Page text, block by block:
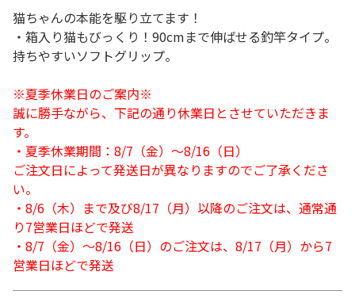
猫ちゃんの本能を駆り立てます！
・箱入り猫もびっくり！90cmまで伸ばせる釣竿タイプ。
持ちやすいソフトグリップ。
※夏季休業日のご案内※
誠に勝手ながら、下記の通り休業日とさせていただきま
す。
・夏季休業期間：8/7（金）～8/16（日）
ご注文日によって発送日が異なりますのでご了承くださ
い。
・8/6（木）まで及び8/17（月）以降のご注文は、通常通
り7営業日ほどで発送
・8/7（金）～8/16（日）のご注文は、8/17（月）から7
営業日ほどで発送